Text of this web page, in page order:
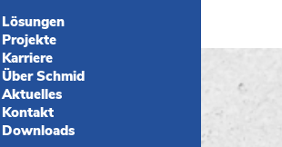
Lösungen
Projekte
Karriere
Über Schmid
Aktuelles
Kontakt
Downloads